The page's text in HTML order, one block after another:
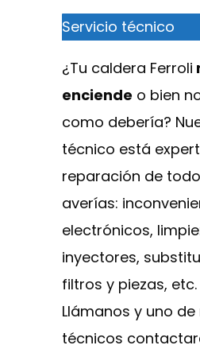
Servicio técnico
¿Tu caldera Ferroli
enciende o bien
como debería?
técnico está
reparación de
averías:
electrónicos,
inyectores,
filtros y piezas, etc.
Llámanos y uno
técnicos